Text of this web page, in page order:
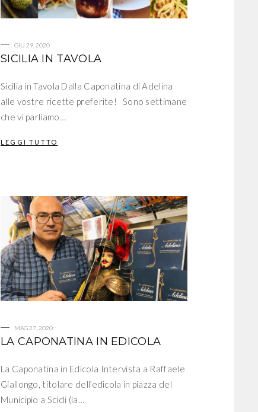
GIU 29, 2020
SICILIA IN TAVOLA
Sicilia in Tavola Dalla Caponatina di Adelina
alle vostre ricette preferite! Sono settimane
che vi parliamo…
LEGGI TUTTO
MAG 27, 2020
LA CAPONATINA IN EDICOLA
La Caponatina in Edicola Intervista a Raffaele
Giallongo, titolare dell’edicola in piazza del
Municipio a Scicli (la…